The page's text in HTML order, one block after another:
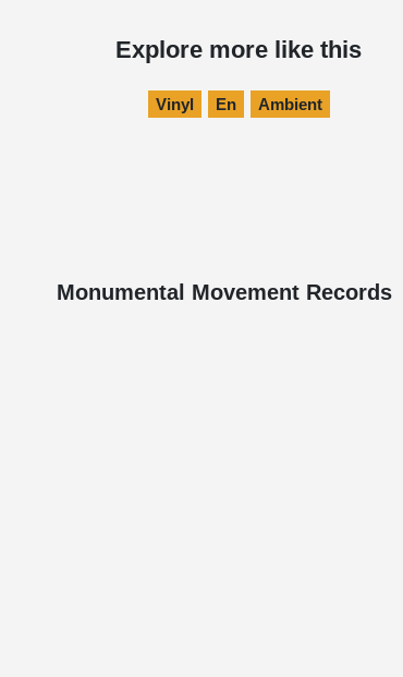
Explore more like this
Vinyl En Ambient
Monumental Movement Records